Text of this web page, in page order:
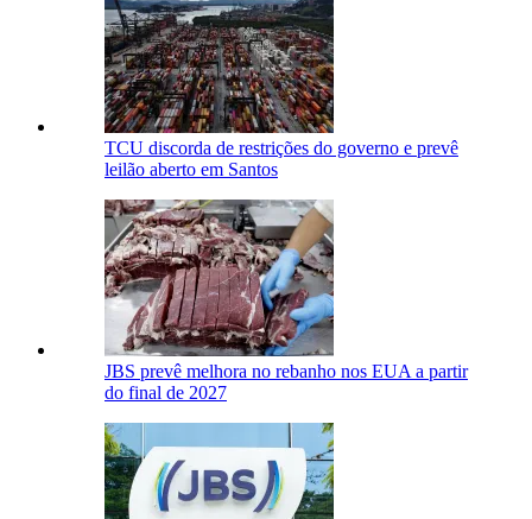
TCU discorda de restrições do governo e prevê
leilão aberto em Santos
JBS prevê melhora no rebanho nos EUA a partir
do final de 2027